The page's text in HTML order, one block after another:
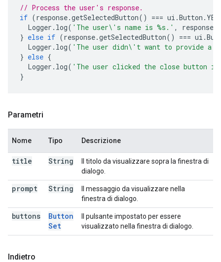
// Process the user's response.
if (response.getSelectedButton() === ui .Button . YES
Logger . log( 'The user\'s name is %s.' , response
} else if (response.getSelectedButton() === ui .
Logger . log( 'The user didn\'t want to provide a
} else {
Logger . log( 'The user clicked the close
}
Parametri
Nome Tipo Descrizione
title String
Il titolo da visualizzare sopra la finestra di
dialogo.
prompt String
Il messaggio da visualizzare nella
finestra di dialogo.
buttons
Button
Set
Il pulsante impostato per essere
visualizzato nella finestra di dialogo.
Indietro